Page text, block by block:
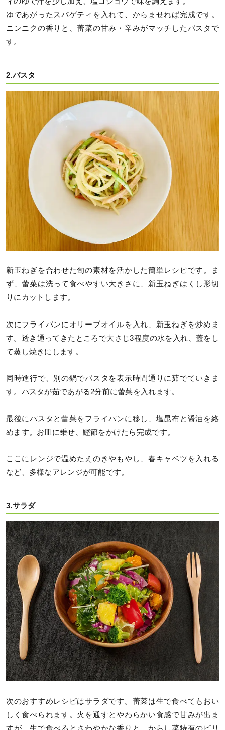
ゆであがったスパゲティを入れて、からませれば完成です。
ニンニクの香りと、蕾菜の甘み・辛みがマッチしたパスタで
す。
2.パスタ
新玉ねぎを合わせた旬の素材を活かした簡単レシピです。ま
ず、蕾菜は洗って食べやすい大きさに、新玉ねぎはくし形切
りにカットします。
次にフライパンにオリーブオイルを入れ、新玉ねぎを炒めま
す。透き通ってきたところで大さじ3程度の水を入れ、蓋をし
て蒸し焼きにします。
同時進行で、別の鍋でパスタを表示時間通りに茹でていきま
す。パスタが茹であがる2分前に蕾菜を入れます。
最後にパスタと蕾菜をフライパンに移し、塩昆布と醤油を絡
めます。お皿に乗せ、鰹節をかけたら完成です。
ここにレンジで温めたえのきやもやし、春キャベツを入れる
など、多様なアレンジが可能です。
3.サラダ
次のおすすめレシピはサラダです。蕾菜は生で食べてもおい
しく食べられます。火を通すとやわらかい食感で甘みが出ま